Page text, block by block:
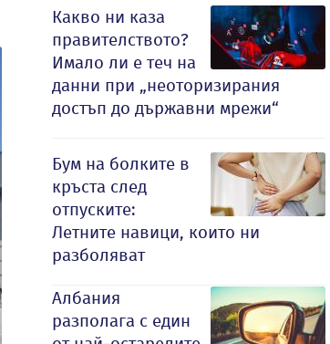
Какво ни каза
правителството?
Имало ли е теч на
данни при „неоторизирания
достъп до държавни мрежи“
Бум на болките в
кръста след
отпуските:
Летните навици, които ни
разболяват
Албания
разполага с един